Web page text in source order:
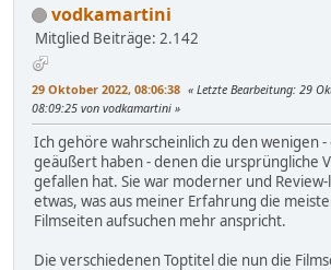
vodkamartini
Mitglied Beiträge: 2.142
29 Oktober 2022, 08:06:38 Letzte Bearbeitung: 29
08:09:25 von vodkamartini
Ich gehöre wahrscheinlich zu den wenigen -
geäußert haben - denen die ursprüngliche
gefallen hat. Sie war moderner und
etwas, was aus meiner Erfahrung die
Filmseiten aufsuchen mehr anspricht.
Die verschiedenen Toptitel die nun die